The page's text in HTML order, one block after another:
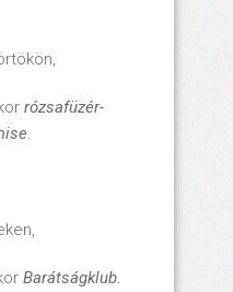
rózsafüzér-
.
Barátságklub.